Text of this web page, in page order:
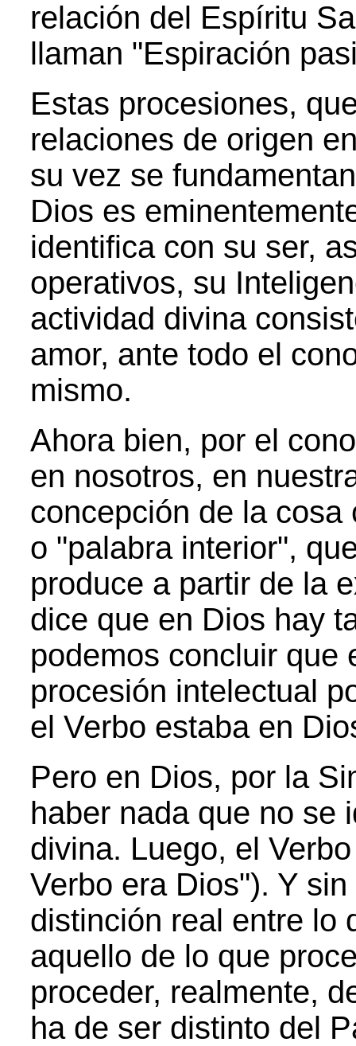
relación del Espíritu
llaman "Espiración
Estas procesiones,
relaciones de origen
su vez se
Dios es
identifica con su ser,
operativos, su
actividad divina
amor, ante todo el
mismo.
Ahora bien, por el
en nosotros, en
concepción de la
o "palabra interior",
produce a partir de la
dice que en Dios hay
podemos concluir que
procesión intelectual
el Verbo estaba en
Pero en Dios, por la
haber nada que no se
divina. Luego, el
Verbo era Dios"). Y
distinción real entre lo
aquello de lo que
proceder, realmente,
ha de ser distinto del